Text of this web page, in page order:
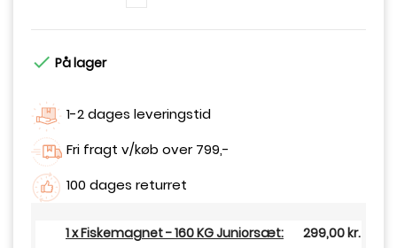
 På lager
1-2 dages leveringstid
Fri fragt v/køb over 799,-
100 dages returret
1 x Fiskemagnet - 160 KG Juniorsæt:
299,00 kr.